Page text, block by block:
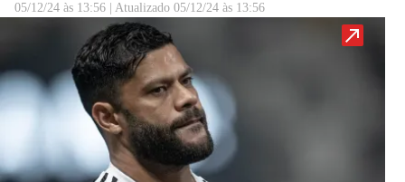
05/12/24 às 13:56
Atualizado 05/12/24 às 13:56